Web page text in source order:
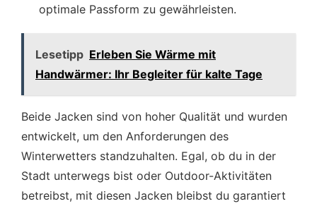
optimale Passform zu gewährleisten.
Lesetipp Erleben Sie Wärme mit
Handwärmer: Ihr Begleiter für kalte Tage
Beide Jacken sind von hoher Qualität und wurden
entwickelt, um den Anforderungen des
Winterwetters standzuhalten. Egal, ob du in der
Stadt unterwegs bist oder Outdoor-Aktivitäten
betreibst, mit diesen Jacken bleibst du garantiert